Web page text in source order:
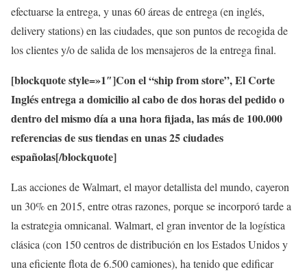
efectuarse la entrega, y unas 60 áreas de entrega (en inglés,
delivery stations) en las ciudades, que son puntos de recogida de
los clientes y/o de salida de los mensajeros de la entrega final.
[blockquote style=»1″]Con el “ship from store”, El Corte
Inglés entrega a domicilio al cabo de dos horas del pedido o
dentro del mismo día a una hora fijada, las más de 100.000
referencias de sus tiendas en unas 25 ciudades
españolas[/blockquote]
Las acciones de Walmart, el mayor detallista del mundo, cayeron
un 30% en 2015, entre otras razones, porque se incorporó tarde a
la estrategia omnicanal. Walmart, el gran inventor de la logística
clásica (con 150 centros de distribución en los Estados Unidos y
una eficiente flota de 6.500 camiones), ha tenido que edificar